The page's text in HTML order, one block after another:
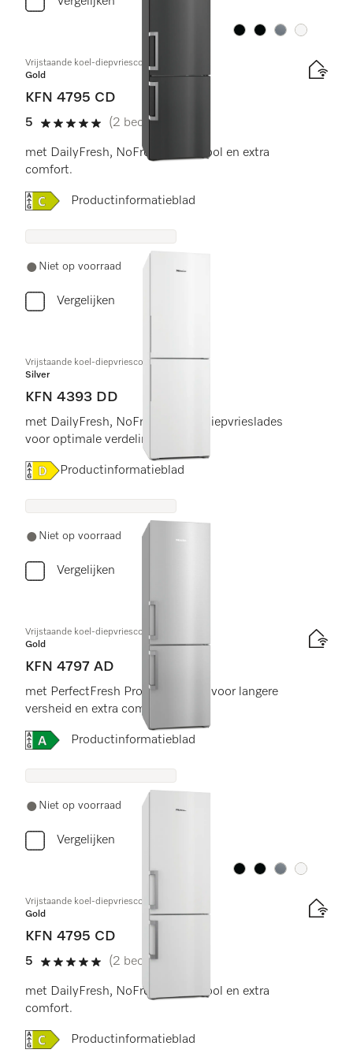
Kleur:Kleur:Kleur:Kleur:
Vrijstaande koel-diepvriescombinatie
Gold
KFN 4795 CD
5
5 sterren op 5
(2 beoordelingen)
met DailyFresh, NoFrost, DynaCool en extra
comfort.
Online Label Flag, Energielabel
Productinformatieblad
Niet op voorraad
Vergelijken
Vrijstaande koel-diepvriescombinatie
Silver
KFN 4393 DD
met DailyFresh, NoFrost en vier diepvrieslades
voor optimale verdeling.
Online Label Flag, Energielabel
Productinformatieblad
Niet op voorraad
Vergelijken
Vrijstaande koel-diepvriescombinatie
Gold
KFN 4797 AD
met PerfectFresh Pro en NoFrost voor langere
versheid en extra comfort.
Online Label Flag, Energielabel
Productinformatieblad
Niet op voorraad
Vergelijken
Kleur:Kleur:Kleur:Kleur:
Vrijstaande koel-diepvriescombinatie
Gold
KFN 4795 CD
5
5 sterren op 5
(2 beoordelingen)
met DailyFresh, NoFrost, DynaCool en extra
comfort.
Online Label Flag, Energielabel
Productinformatieblad